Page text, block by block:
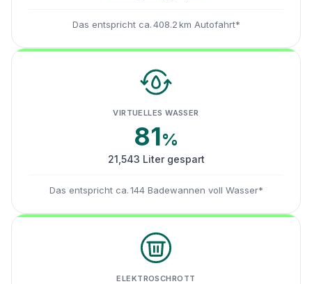
Das entspricht ca. 408.2 km Autofahrt*
VIRTUELLES WASSER
81%
21,543 Liter gespart
Das entspricht ca. 144 Badewannen voll Wasser*
ELEKTROSCHROTT